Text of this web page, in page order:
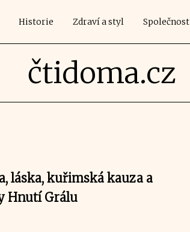
Historie Zdraví a styl Společnost
čtidoma.cz
láska, kuřimská kauza a
Hnutí Grálu